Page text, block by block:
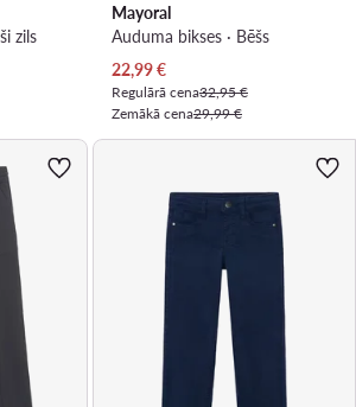
zils
Mayoral
Auduma bikses · Bēšs
Pašreizējā cena
22,99€
Regulārā cena32,95 €
Zemākā cena29,99 €